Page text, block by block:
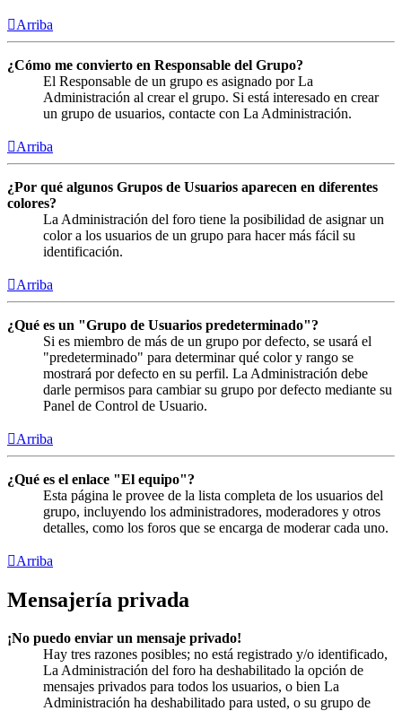
Arriba
¿Cómo me convierto en Responsable del Grupo?
El Responsable de un grupo es asignado por La
Administración al crear el grupo. Si está interesado en crear
un grupo de usuarios, contacte con La Administración.
Arriba
¿Por qué algunos Grupos de Usuarios aparecen en diferentes
colores?
La Administración del foro tiene la posibilidad de asignar un
color a los usuarios de un grupo para hacer más fácil su
identificación.
Arriba
¿Qué es un "Grupo de Usuarios predeterminado"?
Si es miembro de más de un grupo por defecto, se usará el
"predeterminado" para determinar qué color y rango se
mostrará por defecto en su perfil. La Administración debe
darle permisos para cambiar su grupo por defecto mediante su
Panel de Control de Usuario.
Arriba
¿Qué es el enlace "El equipo"?
Esta página le provee de la lista completa de los usuarios del
grupo, incluyendo los administradores, moderadores y otros
detalles, como los foros que se encarga de moderar cada uno.
Arriba
Mensajería privada
¡No puedo enviar un mensaje privado!
Hay tres razones posibles; no está registrado y/o identificado,
La Administración del foro ha deshabilitado la opción de
mensajes privados para todos los usuarios, o bien La
Administración ha deshabilitado para usted, o su grupo de